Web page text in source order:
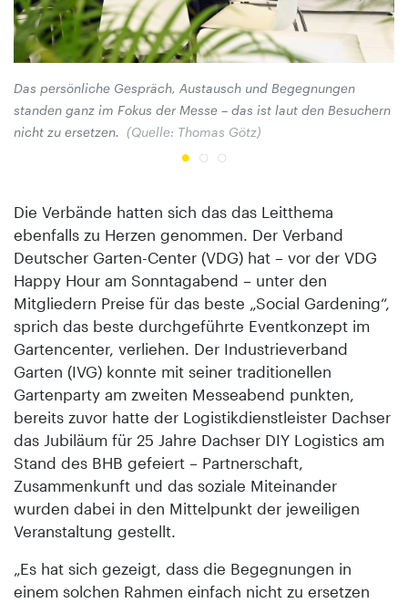
Das persönliche Gespräch, Austausch und Begegnungen
standen ganz im Fokus der Messe – das ist laut den Besuchern
nicht zu ersetzen. (Quelle: Thomas Götz)
Die Verbände hatten sich das das Leitthema
ebenfalls zu Herzen genommen. Der Verband
Deutscher Garten-Center (VDG) hat – vor der VDG
Happy Hour am Sonntagabend – unter den
Mitgliedern Preise für das beste „Social Gardening“,
sprich das beste durchgeführte Eventkonzept im
Gartencenter, verliehen. Der Industrieverband
Garten (IVG) konnte mit seiner traditionellen
Gartenparty am zweiten Messeabend punkten,
bereits zuvor hatte der Logistikdienstleister Dachser
das Jubiläum für 25 Jahre Dachser DIY Logistics am
Stand des BHB gefeiert – Partnerschaft,
Zusammenkunft und das soziale Miteinander
wurden dabei in den Mittelpunkt der jeweiligen
Veranstaltung gestellt.
„Es hat sich gezeigt, dass die Begegnungen in
einem solchen Rahmen einfach nicht zu ersetzen